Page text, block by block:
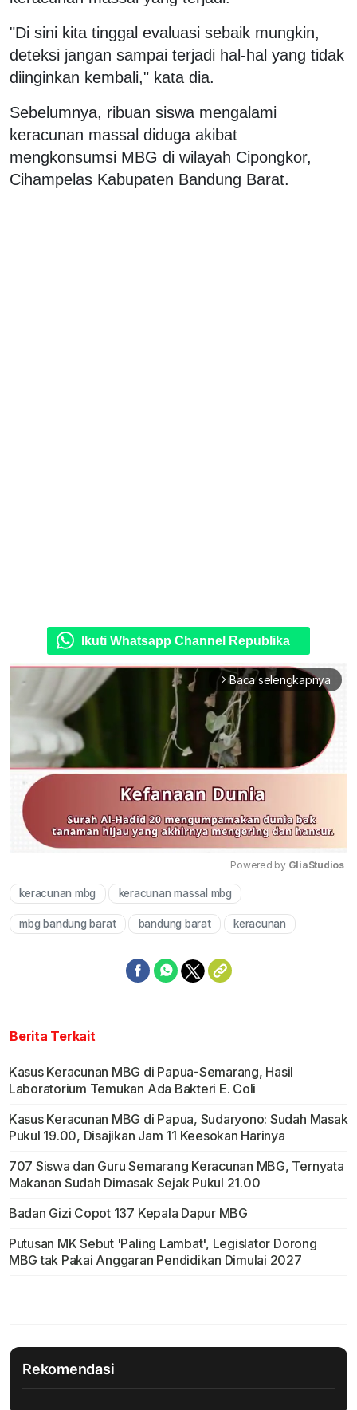
"Di sini kita tinggal evaluasi sebaik mungkin,
deteksi jangan sampai terjadi hal-hal yang tidak
diinginkan kembali," kata dia.
Sebelumnya, ribuan siswa mengalami
keracunan massal diduga akibat
mengkonsumsi MBG di wilayah Cipongkor,
Cihampelas Kabupaten Bandung Barat.
Ikuti Whatsapp Channel Republika
arrow_forward_ios Baca selengkapnya
Powered by GliaStudios
keracunan mbg keracunan massal mbg
mbg bandung barat bandung barat keracunan
Berita Terkait
Kasus Keracunan MBG di Papua-Semarang, Hasil
Laboratorium Temukan Ada Bakteri E. Coli
Kasus Keracunan MBG di Papua, Sudaryono: Sudah Masak
Pukul 19.00, Disajikan Jam 11 Keesokan Harinya
707 Siswa dan Guru Semarang Keracunan MBG, Ternyata
Makanan Sudah Dimasak Sejak Pukul 21.00
Badan Gizi Copot 137 Kepala Dapur MBG
Putusan MK Sebut 'Paling Lambat', Legislator Dorong
MBG tak Pakai Anggaran Pendidikan Dimulai 2027
Rekomendasi